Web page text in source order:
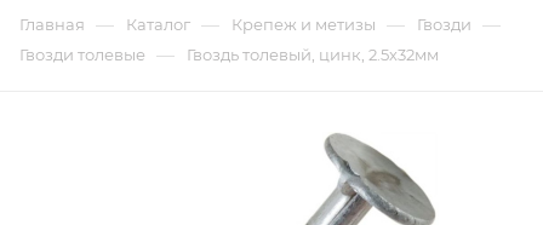
Главная — Каталог — Крепеж и метизы — Гвозди —
Гвозди толевые — Гвоздь толевый, цинк, 2.5х32мм